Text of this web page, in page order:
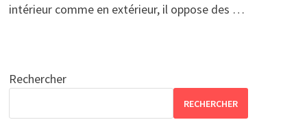
intérieur comme en extérieur, il oppose des …
Rechercher
RECHERCHER